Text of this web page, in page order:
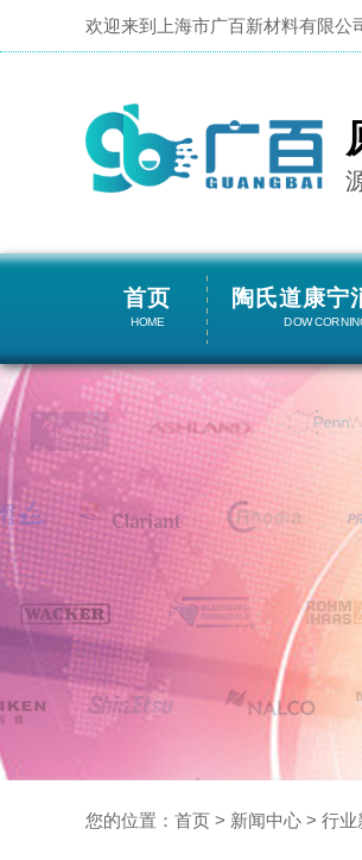
欢迎来到上海市广百新材料有限公
首页
HOME
陶氏道康宁
DOW
您的位置： 首页 > 新闻中心 > 行业